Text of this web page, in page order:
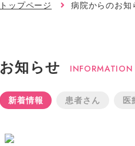
トップページ 病院からのお知
お知らせ INFORMATION
新着情報 患者さん 医